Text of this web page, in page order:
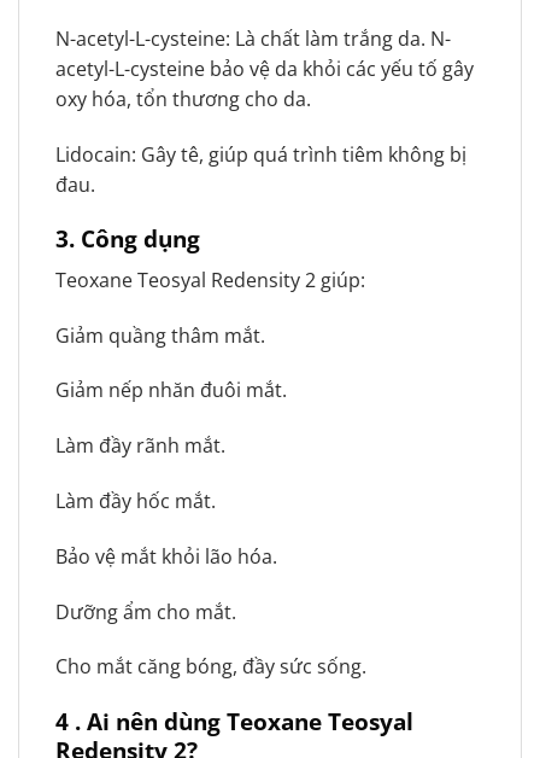
N-acetyl-L-cysteine: Là chất làm trắng da. N-
acetyl-L-cysteine bảo vệ da khỏi các yếu tố gây
oxy hóa, tổn thương cho da.
Lidocain: Gây tê, giúp quá trình tiêm không bị
đau.
3. Công dụng
Teoxane Teosyal Redensity 2 giúp:
Giảm quầng thâm mắt.
Giảm nếp nhăn đuôi mắt.
Làm đầy rãnh mắt.
Làm đầy hốc mắt.
Bảo vệ mắt khỏi lão hóa.
Dưỡng ẩm cho mắt.
Cho mắt căng bóng, đầy sức sống.
4 . Ai nên dùng Teoxane Teosyal
Redensity 2?